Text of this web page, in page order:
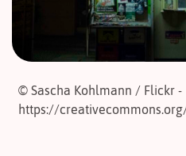
© Sascha Kohlmann / Flickr -
https://